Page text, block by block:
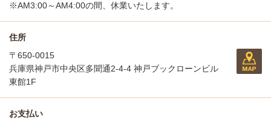
※AM3:00～AM4:00の間、休業いたします。
住所
〒650-0015
兵庫県神戸市中央区多聞通2-4-4 神戸ブックローンビル
東館1F
お支払い